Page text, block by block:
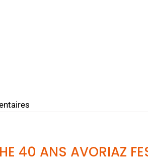
40 ANS AVORIAZ